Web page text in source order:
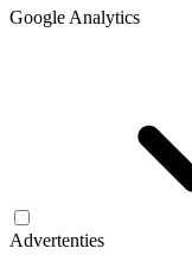
Google Analytics
Advertenties